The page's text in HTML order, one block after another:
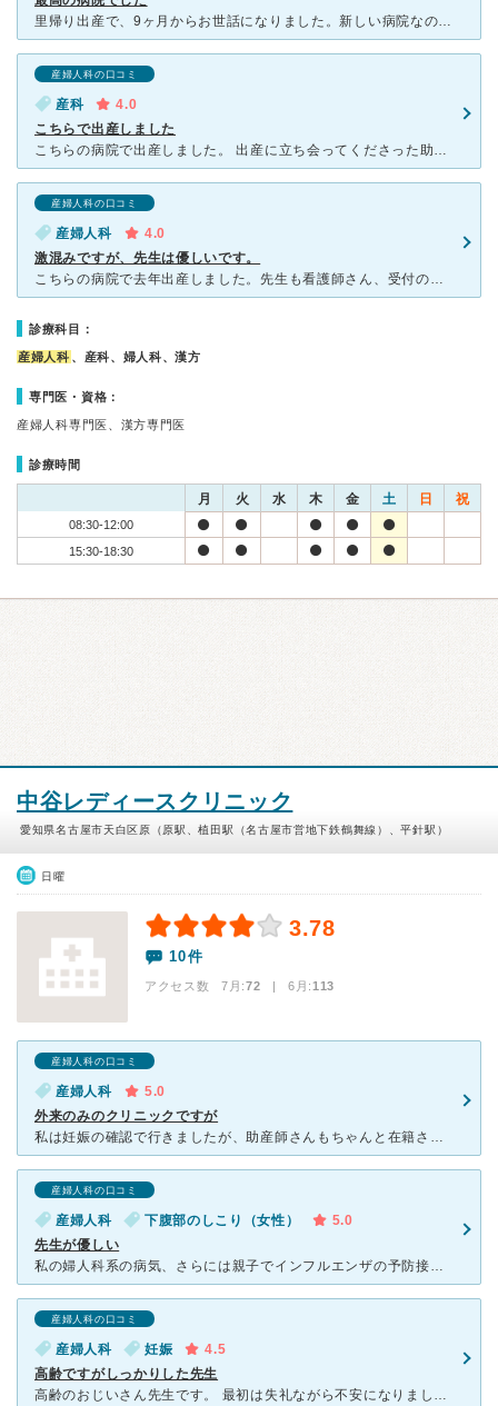
里帰り出産で、9ヶ月からお世話になりました。新しい病院なので、友達からの情報がなかったのですが、義理の姉が出産してよかったと聞いて、こちらに決めましたが、大正解でした。先生も優しいし、助産師さん、看護
産婦人科の口コミ
産科
4.0
こちらで出産しました
こちらの病院で出産しました。 出産に立ち会ってくださった助産師さんや看護師さんは、分娩室に入ってから陣痛中ずっと背中をさすってくださいました。 先生も優しい方でしたし、入院中に関わった看護師さ
産婦人科の口コミ
産婦人科
4.0
激混みですが、先生は優しいです。
こちらの病院で去年出産しました。先生も看護師さん、受付の方、みんな優しく病院としてとてと雰囲気のよい病院ですが、とにかくほんとに混んでいて、大変長く待たされます。先生が妊娠がわかってから出産まで一人の
診療科目：
産婦人科 、産科、婦人科、漢方
専門医・資格：
産婦人科専門医、漢方専門医
診療時間
月 火 水 木 金 土 日 祝
08:30-12:00
15:30-18:30
中谷レディースクリニック
愛知県名古屋市天白区原（原駅、植田駅（名古屋市営地下鉄鶴舞線）、平針駅）
日曜
3.78
10件
アクセス数 7月:72 | 6月:113
産婦人科の口コミ
産婦人科
5.0
外来のみのクリニックですが
私は妊娠の確認で行きましたが、助産師さんもちゃんと在籍されています。 妊娠初期でつわりのある私に適切なアドバイスも助産師さんから頂けて、安心しました。 また、二人目ですが第一子の時にうまく
産婦人科の口コミ
産婦人科 下腹部のしこり（女性）
5.0
先生が優しい
私の婦人科系の病気、さらには親子でインフルエンザの予防接種、 そしてさらにはレザーでのシミ除去などで長年いろいろとお世話になっております。 こういった感じで、婦人科系だけでなく幅広くご相談できるお
産婦人科の口コミ
産婦人科 妊娠
4.5
高齢ですがしっかりした先生
高齢のおじいさん先生です。 最初は失礼ながら不安になりましたが、とてもしっかりした説明をしてくださり、助産師さんも丁寧にアドバイスなどしていただけて良かったです。 初めての妊娠でわからないことが多